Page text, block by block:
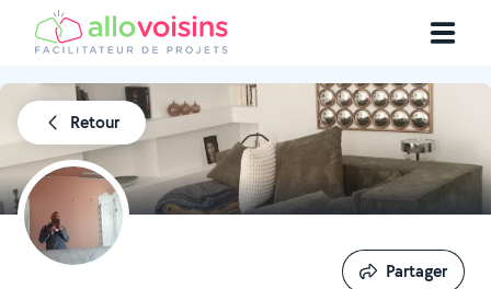
Retour
Partager
Partager